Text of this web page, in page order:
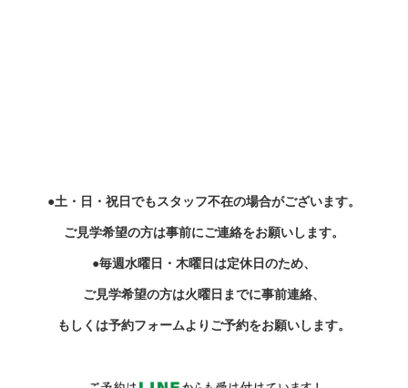
●土・日・祝日でもスタッフ不在の場合がございます。
ご見学希望の方は事前にご連絡をお願いします。
●毎週水曜日・木曜日は定休日のため、
ご見学希望の方は火曜日までに事前連絡、
もしくは予約フォームよりご予約をお願いします。